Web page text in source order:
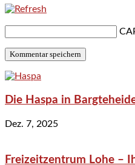
Die Haspa in
Dez. 7, 2025
Freizeitzentrum Lohe –